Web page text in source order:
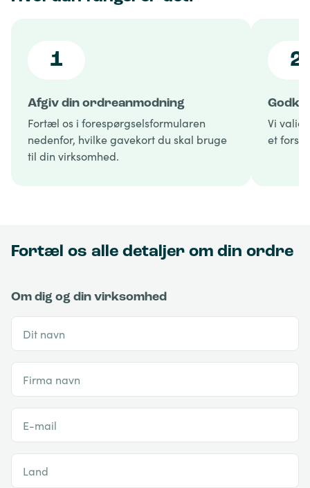
1
Afgiv din ordreanmodning
Fortæl os i forespørgselsformularen
nedenfor, hvilke gavekort du skal bruge
til din virksomhed.
2
Vi
et
Fortæl os alle detaljer om din ordre
Om dig og din virksomhed
Dit navn
Firma navn
E-mail
Land